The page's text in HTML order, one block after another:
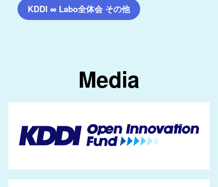
KDDI ∞ Labo全体会 その他
Media